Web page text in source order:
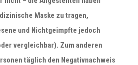
Maske zu tragen,
und Nichtgeimpfte jedoch
vergleichbar). Zum anderen
täglich den Negativnachweis